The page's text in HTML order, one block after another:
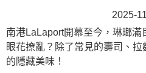
2025-
南港LaLaport開幕至今，琳瑯
眼花撩亂？除了常見的壽司、
的隱藏美味！